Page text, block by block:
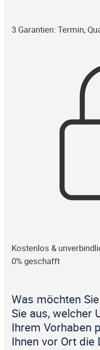
3 Garantien: Termin,
Kostenlos &
0% geschafft
Was möchten
Sie aus, welcher
Ihrem Vorhaben
Ihnen vor Ort die